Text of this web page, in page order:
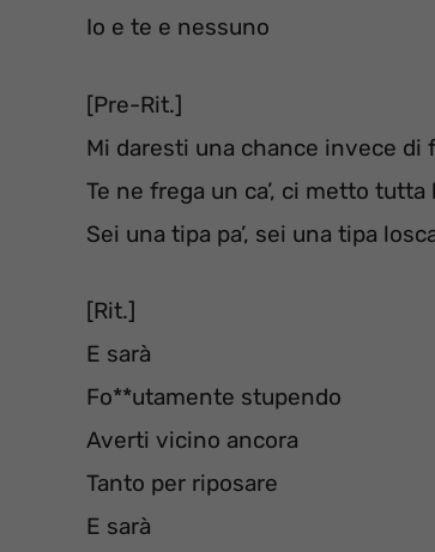
Io e te e nessuno
[Pre-Rit.]
Mi daresti una chance invece di
Te ne frega un ca’, ci metto tutta
Sei una tipa pa’, sei una tipa
[Rit.]
E sarà
Fo**utamente stupendo
Averti vicino ancora
Tanto per riposare
E sarà